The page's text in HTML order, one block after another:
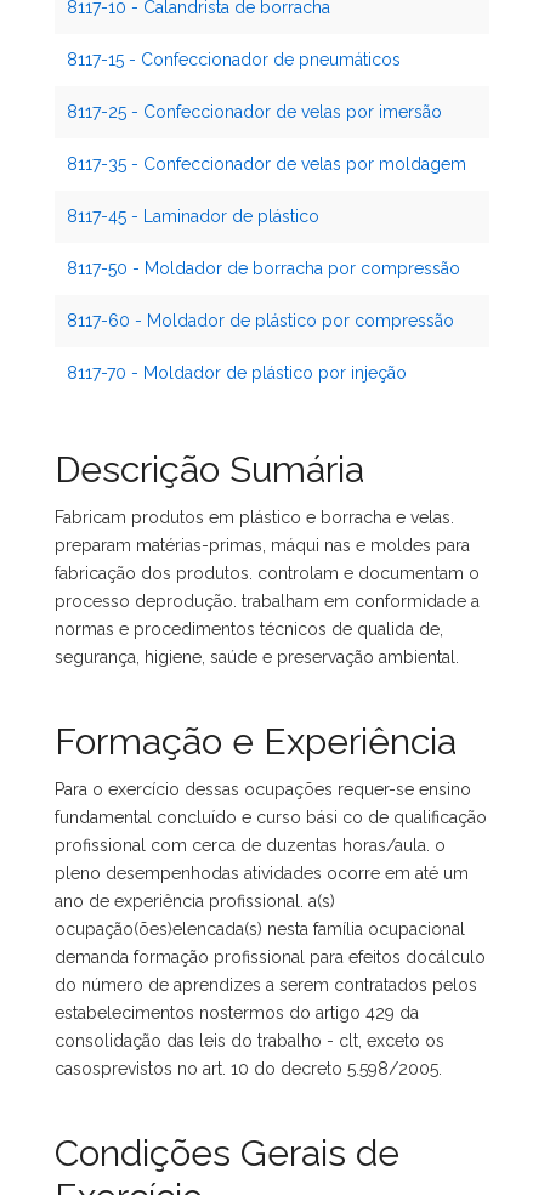
8117-10 - Calandrista de borracha
8117-15 - Confeccionador de pneumáticos
8117-25 - Confeccionador de velas por imersão
8117-35 - Confeccionador de velas por moldagem
8117-45 - Laminador de plástico
8117-50 - Moldador de borracha por compressão
8117-60 - Moldador de plástico por compressão
8117-70 - Moldador de plástico por injeção
Descrição Sumária
Fabricam produtos em plástico e borracha e velas.
preparam matérias-primas, máqui nas e moldes para
fabricação dos produtos. controlam e documentam o
processo deprodução. trabalham em conformidade a
normas e procedimentos técnicos de qualida de,
segurança, higiene, saúde e preservação ambiental.
Formação e Experiência
Para o exercício dessas ocupações requer-se ensino
fundamental concluído e curso bási co de qualificação
profissional com cerca de duzentas horas/aula. o
pleno desempenhodas atividades ocorre em até um
ano de experiência profissional. a(s)
ocupação(ões)elencada(s) nesta família ocupacional
demanda formação profissional para efeitos docálculo
do número de aprendizes a serem contratados pelos
estabelecimentos nostermos do artigo 429 da
consolidação das leis do trabalho - clt, exceto os
casosprevistos no art. 10 do decreto 5.598/2005.
Condições Gerais de